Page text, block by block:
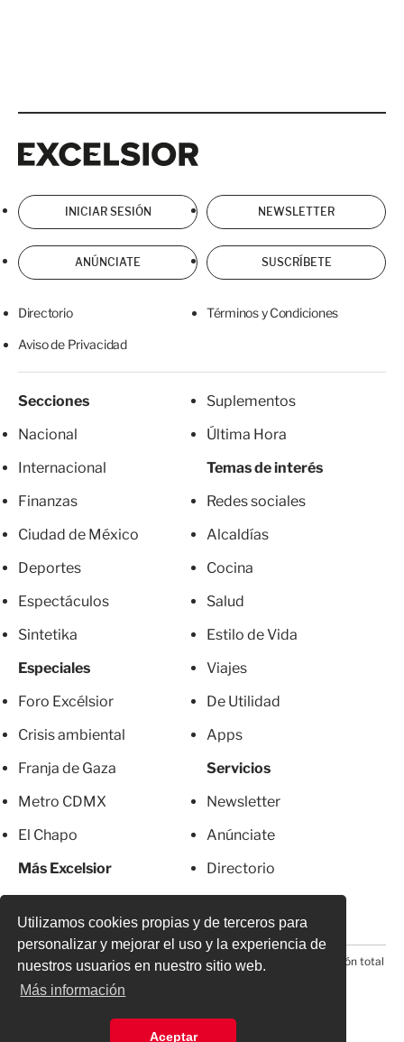
Utilizamos cookies propias y de terceros para
personalizar y mejorar el uso y la experiencia de
nuestros usuarios en nuestro sitio web.
Más información
Aceptar
INICIAR SESIÓN NEWSLETTER
ANÚNCIATE SUSCRÍBETE
Directorio Términos y Condiciones
Aviso de Privacidad
Secciones
Nacional
Internacional
Finanzas
Ciudad de México
Deportes
Espectáculos
Sintetika
Especiales
Foro Excélsior
Crisis ambiental
Franja de Gaza
Metro CDMX
El Chapo
Más Excelsior
Suplementos
Última Hora
Temas de interés
Redes sociales
Alcaldías
Cocina
Salud
Estilo de Vida
Viajes
De Utilidad
Apps
Servicios
Newsletter
Anúnciate
Directorio
© 2026 Todos los derechos reservados. Prohibida la reproducción total
o parcial, incluyendo cualquier medio electrónico*